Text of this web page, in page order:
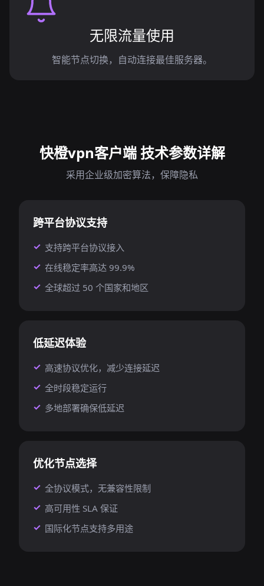
无限流量使用
智能节点切换，自动连接最佳服务器。
快橙vpn客户端 技术参数详解
采用企业级加密算法，保障隐私
跨平台协议支持
支持跨平台协议接入
在线稳定率高达 99.9%
全球超过 50 个国家和地区
低延迟体验
高速协议优化，减少连接延迟
全时段稳定运行
多地部署确保低延迟
优化节点选择
全协议模式，无兼容性限制
高可用性 SLA 保证
国际化节点支持多用途